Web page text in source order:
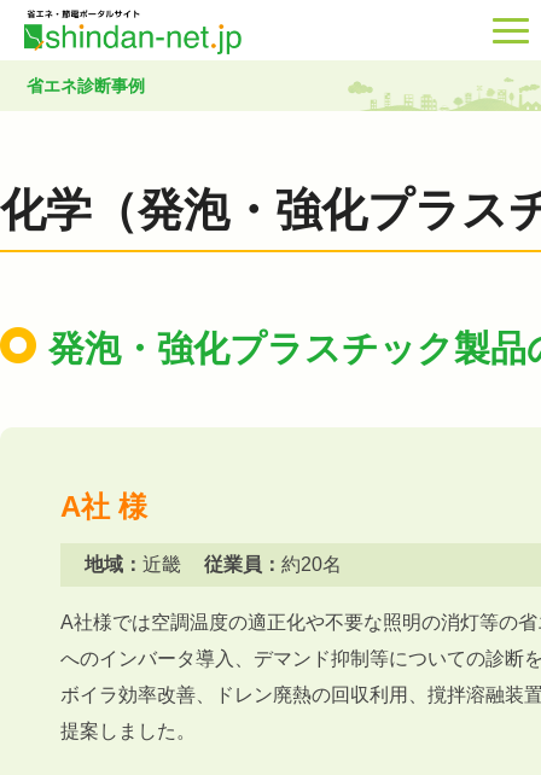
省エネ診断事例
化学（発泡・強化プラス
発泡・強化プラスチック製
A社 様
地域： 近畿 従業員： 約20名
A社様では空調温度の適正化や不要な照明の消灯等の
へのインバータ導入、デマンド抑制等についての診断
ボイラ効率改善、ドレン廃熱の回収利用、撹拌溶融装
提案しました。